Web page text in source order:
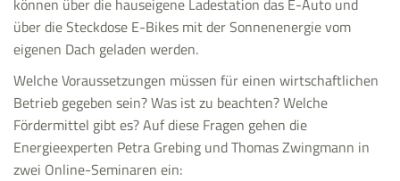
über die Steckdose E-Bikes mit der Sonnenenergie vom
eigenen Dach geladen werden.
Welche Voraussetzungen müssen für einen wirtschaftlichen
Betrieb gegeben sein? Was ist zu beachten? Welche
Fördermittel gibt es? Auf diese Fragen gehen die
Energieexperten Petra Grebing und Thomas Zwingmann in
zwei Online-Seminaren ein: